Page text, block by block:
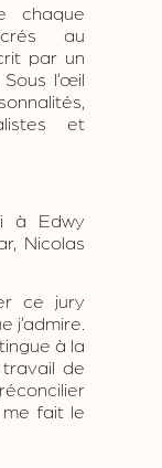
chaque
au
par un
l’œil
et
à Edwy
Nicolas
ce jury
j’admire.
à la
de
me fait le